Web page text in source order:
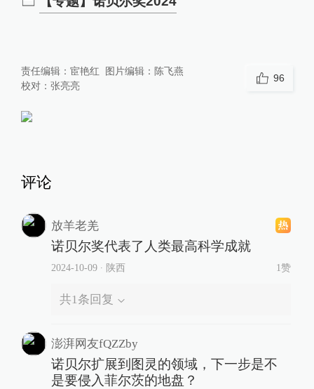
责任编辑： 宦艳红 图片编辑： 陈飞燕
校对： 张亮亮
96
评论
放羊老羌
诺贝尔奖代表了人类最高科学成就
2024-10-09∙ 陕西 1赞
共1条回复
澎湃网友fQZZby
诺贝尔扩展到图灵的领域，下一步是不
是要侵入菲尔茨的地盘？